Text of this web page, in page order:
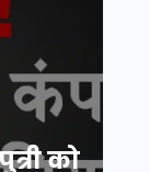
को